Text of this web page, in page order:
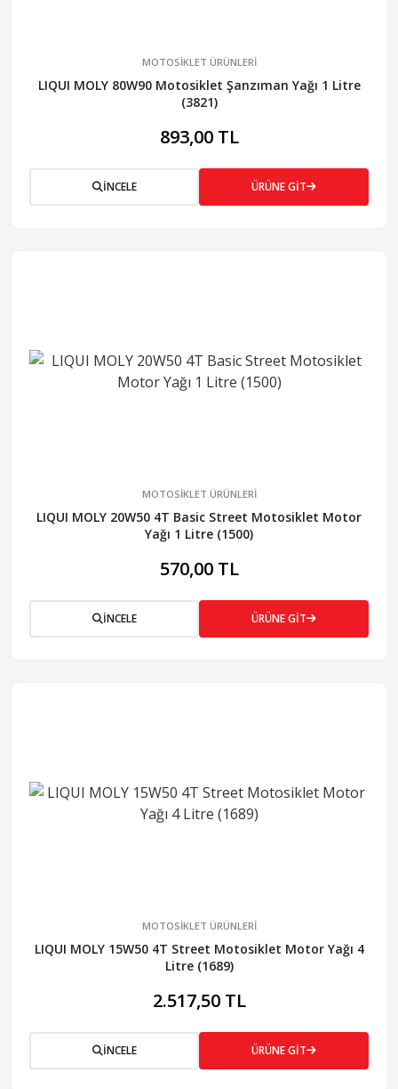
MOTOSİKLET ÜRÜNLERİ
LIQUI MOLY 80W90 Motosiklet Şanzıman Yağı 1 Litre
(3821)
893,00 TL
İNCELE ÜRÜNE GİT
MOTOSİKLET ÜRÜNLERİ
LIQUI MOLY 20W50 4T Basic Street Motosiklet Motor
Yağı 1 Litre (1500)
570,00 TL
İNCELE ÜRÜNE GİT
MOTOSİKLET ÜRÜNLERİ
LIQUI MOLY 15W50 4T Street Motosiklet Motor Yağı 4
Litre (1689)
2.517,50 TL
İNCELE ÜRÜNE GİT